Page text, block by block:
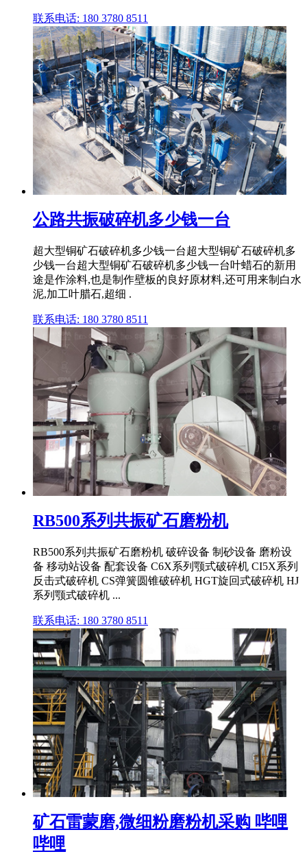
联系电话: 180 3780 8511
公路共振破碎机多少钱一台
超大型铜矿石破碎机多少钱一台超大型铜矿石破碎机多
少钱一台超大型铜矿石破碎机多少钱一台叶蜡石的新用
途是作涂料,也是制作壁板的良好原材料,还可用来制白水
泥,加工叶腊石,超细 .
联系电话: 180 3780 8511
RB500系列共振矿石磨粉机
RB500系列共振矿石磨粉机 破碎设备 制砂设备 磨粉设
备 移动站设备 配套设备 C6X系列颚式破碎机 CI5X系列
反击式破碎机 CS弹簧圆锥破碎机 HGT旋回式破碎机 HJ
系列颚式破碎机 ...
联系电话: 180 3780 8511
矿石雷蒙磨,微细粉磨粉机采购 哔哩
哔哩